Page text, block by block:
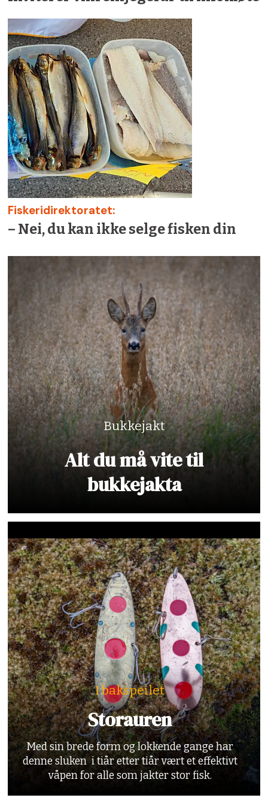
Fiskeridirektoratet:
– Nei, du kan ikke selge fisken din
Bukkejakt
Alt du må vite til
bukkejakta
I bakspeilet
Storauren
Med sin brede form og lokkende gange har
denne sluken i tiår etter tiår vært et effektivt
våpen for alle som jakter stor fisk.